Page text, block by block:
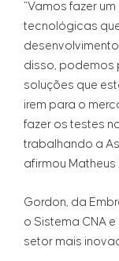
“Vamos fazer
tecnológicas
disso, podemos
soluções que
irem para o
fazer os testes
trabalhando a
afirmou Matheus
Gordon, da
o Sistema CNA
setor mais